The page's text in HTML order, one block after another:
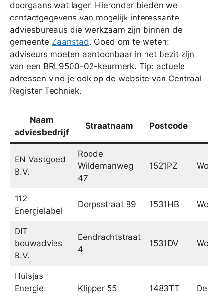
doorgaans wat lager. Hieronder bieden we
contactgegevens van mogelijk interessante
adviesbureaus die werkzaam zijn binnen de
gemeente Zaanstad. Goed om te weten:
adviseurs moeten aantoonbaar in het bezit zijn
van een BRL9500-02-keurmerk. Tip: actuele
adressen vind je ook op de website van Centraal
Register Techniek.
Naam
adviesbedrijf
Straatnaam Postcode
EN Vastgoed
B.V.
Roode
Wildemanweg
47
1521PZ
112
Energielabel
Dorpsstraat 89 1531HB
DIT
bouwadvies
B.V.
Eendrachtstraat
4
1531DV
Huisjas
Energie
Klipper 55 1483TT De